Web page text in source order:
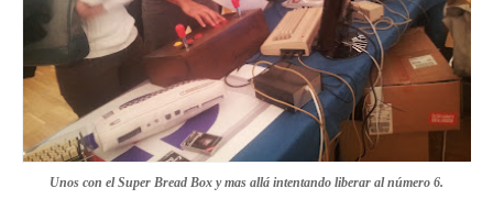
Unos con el Super Bread Box y mas allá intentando liberar al número 6.